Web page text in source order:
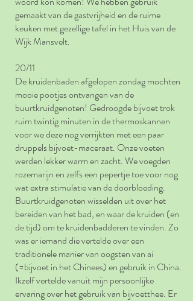
gemaakt van de gastvrijheid en de ruime
keuken met gezellige tafel in het Huis van de
Wijk Mansvelt.
20/11
De kruidenbaden afgelopen zondag mochten
mooie pootjes ontvangen van de
buurtkruidgenoten! Gedroogde bijvoet trok
ruim twintig minuten in de thermoskannen
voor we deze nog verrijkten met een paar
druppels bijvoet-maceraat. Onze voeten
werden lekker warm en zacht. We voegden
rozemarijn en zelfs een pepertje toe voor nog
wat extra stimulatie van de doorbloeding.
Buurtkruidgenoten wisselden uit over het
bereiden van het bad, en waar de kruiden (en
de tijd) om te kruidenbadderen te vinden. Zo
was er iemand die vertelde over een
traditionele manier van oogsten van ai
(=bijvoet in het Chinees) en gebruik in China.
Ikzelf vertelde vanuit mijn persoonlijke
ervaring over het gebruik van bijvoetthee. Er